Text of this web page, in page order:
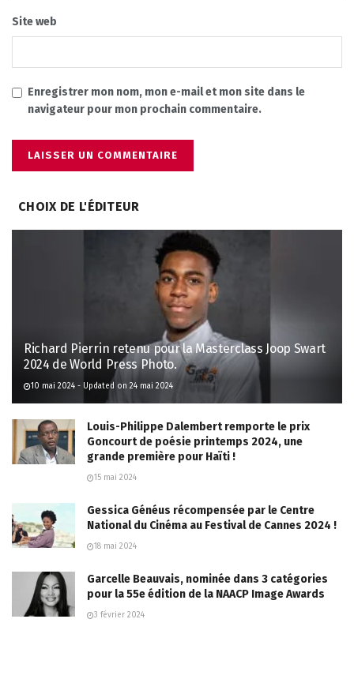
Site web
Enregistrer mon nom, mon e-mail et mon site dans le
navigateur pour mon prochain commentaire.
CHOIX DE L'ÉDITEUR
Richard Pierrin retenu pour la Masterclass Joop Swart
2024 de World Press Photo.
10 mai 2024 - Updated on 24 mai 2024
Louis-Philippe Dalembert remporte le prix
Goncourt de poésie printemps 2024, une
grande première pour Haïti !
15 mai 2024
Gessica Généus récompensée par le Centre
National du Cinéma au Festival de Cannes 2024 !
18 mai 2024
Garcelle Beauvais, nominée dans 3 catégories
pour la 55e édition de la NAACP Image Awards
3 février 2024